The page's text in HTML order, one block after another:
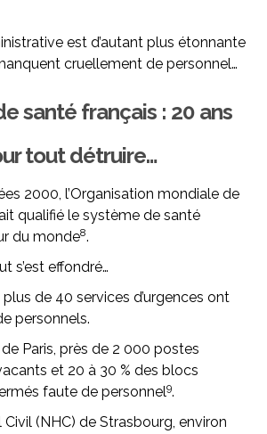
est d’autant plus étonnante
cruellement de personnel…
santé français : 20 ans
tout détruire…
2000, l’Organisation mondiale de
qualifié le système de santé
du monde8.
s’est effondré…
de 40 services d’urgences ont
personnels.
Paris, près de 2 000 postes
et 20 à 30 % des blocs
faute de personnel9.
(NHC) de Strasbourg, environ